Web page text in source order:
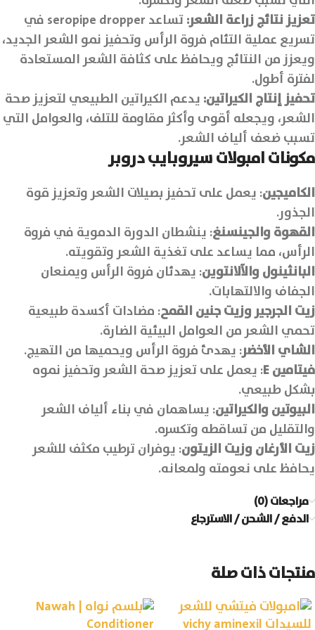
تعزيز نتائج زراعة الشعر:
تساعد seropipe dropper في
تسريع عملية التئام فروة الرأس وتحفيز نمو الشعر الجديد،
ويعزز من النتائج ويحافظ على كثافة الشعر المستعادة
لفترة أطول.
تحفيز إنتاج الكيراتين: يدعم الكيراتين الطبيعي لتعزيز صحة
الشعر، ويجعله أقوى وأكثر مقاومة للتلف، والعوامل التي
تسبب ضعف ألياف الشعر.
مكونات امبولات سيروبايب دروبر
الكاميجين: يعمل على تحفيز بصيلات الشعر وتعزيز قوة
الجذور.
القهوة والجينسنغ: ينشطان الدورة الدموية في فروة
الرأس، مما يساعد على تغذية الشعر وتقويته.
البانثينول والآلانتوين: يهدئان فروة الرأس ويمنعان
الجفاف والالتهابات.
زيت الجرجير وزيت جنين القمح: مضادات أكسدة طبيعية
تحمي الشعر من العوامل البيئية الضارة.
الشاي الأخضر: يهدئ فروة الرأس ويحميها من التهيج.
فيتامين : يعمل على تعزيز صحة الشعر وتحفيز نموه
بشكل طبيعي.
البيوتين والكيراتين: يساهمان في بناء ألياف الشعر
والتقليل من تساقطه وتكسره.
زيت الأرغان وزيت الزيتون: يوفران ترطيب مكثف للشعر
يحافظ على نعومته ولمعانه.
مراجعات (0)
الدفع / الشحن / الاسترجاع
منتجات ذات صلة